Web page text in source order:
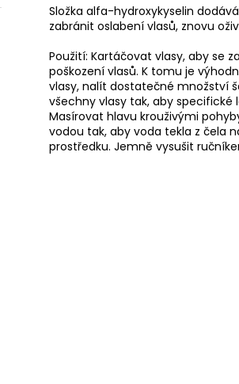
Složka alfa-hydroxykyselin
zabránit oslabení vlasů, znovu
Použití: Kartáčovat vlasy, aby se
poškození vlasů. K tomu je
vlasy, nalít dostatečné množství
všechny vlasy tak, aby
Masírovat hlavu krouživými
vodou tak, aby voda tekla z čela
prostředku. Jemně vysušit